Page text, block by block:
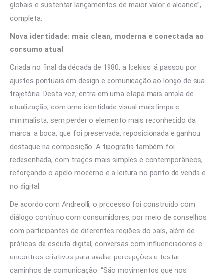
globais e sustentar lançamentos de maior valor e alcance”,
completa.
Nova identidade: mais clean, moderna e conectada ao
consumo atual
Criada no final da década de 1980, a Icekiss já passou por
ajustes pontuais em design e comunicação ao longo de sua
trajetória. Desta vez, entra em uma etapa mais ampla de
atualização, com uma identidade visual mais limpa e
minimalista, sem perder o elemento mais reconhecido da
marca: a boca, que foi preservada, reposicionada e ganhou
destaque na composição. A tipografia também foi
redesenhada, com traços mais simples e contemporâneos,
reforçando o apelo moderno e a leitura no ponto de venda e
no digital.
De acordo com Andreolli, o processo foi construído com
diálogo contínuo com consumidores, por meio de conselhos
com participantes de diferentes regiões do país, além de
práticas de escuta digital, conversas com influenciadores e
encontros criativos para avaliar percepções e testar
caminhos de comunicação. “São movimentos que nos